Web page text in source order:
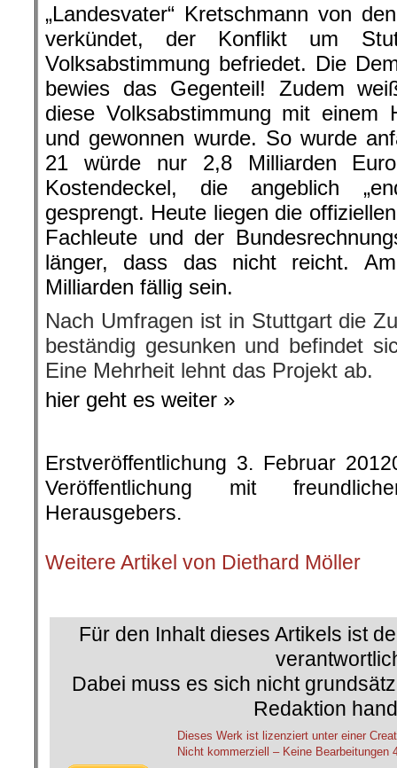
„Landesvater“ Kretschmann von
verkündet, der Konflikt um
Volksabstimmung befriedet. Die
bewies das Gegenteil! Zudem
diese Volksabstimmung mit einem
und gewonnen wurde. So wurde
21 würde nur 2,8 Milliarden
Kostendeckel, die angeblich
gesprengt. Heute liegen die
Fachleute und der
länger, dass das nicht reicht.
Milliarden fällig sein.
Nach Umfragen ist in Stuttgart die
beständig gesunken und befindet
Eine Mehrheit lehnt das Projekt ab.
hier geht es weiter »
Erstveröffentlichung 3. Februar
Veröffentlichung mit
Herausgebers.
Weitere Artikel von Diethard Möller
Für den Inhalt dieses Artikels ist
Dabei muss es sich nicht
Redaktion
Dieses Werk ist lizenziert unter einer
Nicht kommerziell – Keine Bearbeitungen